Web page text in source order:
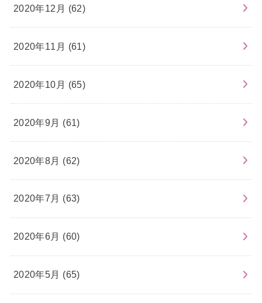
2020年12月 (62)
2020年11月 (61)
2020年10月 (65)
2020年9月 (61)
2020年8月 (62)
2020年7月 (63)
2020年6月 (60)
2020年5月 (65)